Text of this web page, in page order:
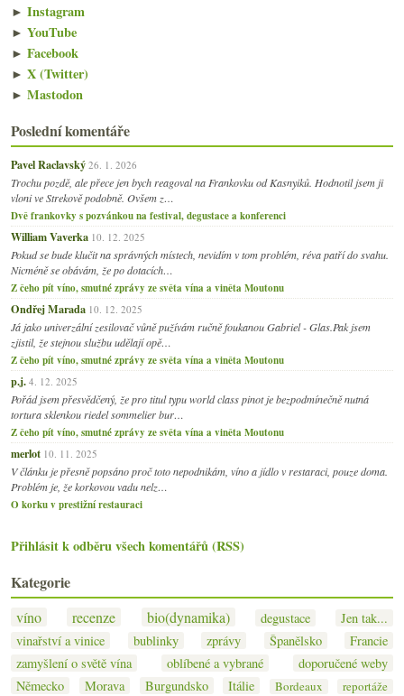
► Instagram
► YouTube
► Facebook
► X (Twitter)
► Mastodon
Poslední komentáře
Pavel Raclavský 26. 1. 2026
Trochu pozdě, ale přece jen bych reagoval na Frankovku od Kasnyiků. Hodnotil jsem ji
vloni ve Strekově podobně. Ovšem z…
Dvě frankovky s pozvánkou na festival, degustace a konferenci
William Vaverka 10. 12. 2025
Pokud se bude klučit na správných místech, nevidím v tom problém, réva patří do svahu.
Nicméně se obávám, že po dotacích…
Z čeho pít víno, smutné zprávy ze světa vína a viněta Moutonu
Ondřej Marada 10. 12. 2025
Já jako univerzální zesilovač vůně pužívám ručně foukanou Gabriel - Glas.Pak jsem
zjistil, že stejnou službu udělají opě…
Z čeho pít víno, smutné zprávy ze světa vína a viněta Moutonu
p.j. 4. 12. 2025
Pořád jsem přesvědčený, že pro titul typu world class pinot je bezpodmínečně nutná
tortura sklenkou riedel sommelier bur…
Z čeho pít víno, smutné zprávy ze světa vína a viněta Moutonu
merlot 10. 11. 2025
V článku je přesně popsáno proč toto nepodnikám, víno a jídlo v restaraci, pouze doma.
Problém je, že korkovou vadu nelz…
O korku v prestižní restauraci
Přihlásit k odběru všech komentářů (RSS)
Kategorie
víno recenze bio(dynamika) degustace
Jen tak...
vinařství a vinice
bublinky zprávy Španělsko
Francie
zamyšlení o světě vína
oblíbené a vybrané
doporučené weby
Německo
Morava Burgundsko Itálie Bordeaux reportáže